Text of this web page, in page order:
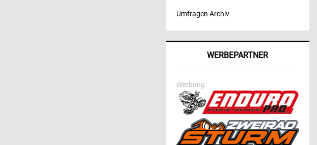
Umfragen Archiv
WERBEPARTNER
Werbung